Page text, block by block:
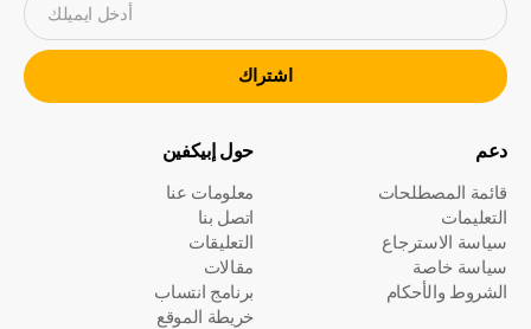
أدخل ايميلك
اشتراك
حول إبيكفين
معلومات عنا
اتصل بنا
التعليقات
مقالات
برنامج انتساب
خريطة الموقع
دعم
قائمة المصطلحات
التعليمات
سياسة الاسترجاع
سياسة خاصة
الشروط والأحكام